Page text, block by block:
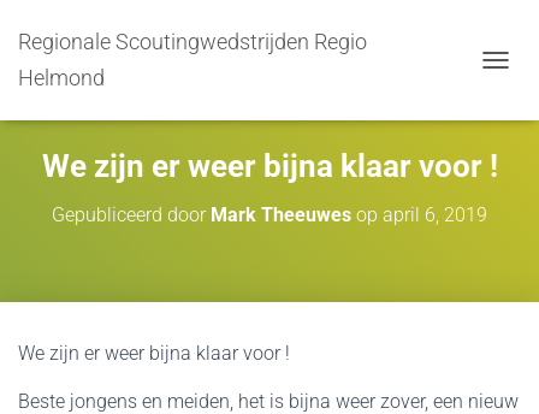
Regionale Scoutingwedstrijden Regio
Helmond
We zijn er weer bijna klaar voor !
Gepubliceerd door Mark Theeuwes op april 6, 2019
We zijn er weer bijna klaar voor !
Beste jongens en meiden, het is bijna weer zover, een nieuw